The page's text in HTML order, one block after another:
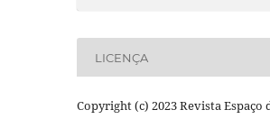
LICENÇA
Copyright (c) 2023 Revista Espaço